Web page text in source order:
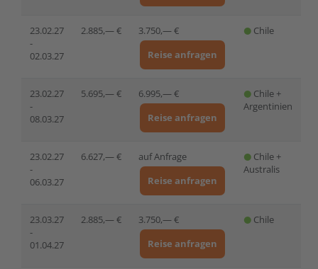
23.02.27
-
02.03.27
2.885,— €
3.750,— €
Reise anfragen
Chile
23.02.27
-
08.03.27
5.695,— €
6.995,— €
Reise anfragen
Chile +
Argentinien
23.02.27
-
06.03.27
6.627,— €
auf Anfrage
Reise anfragen
Chile +
Australis
23.03.27
-
01.04.27
2.885,— €
3.750,— €
Reise anfragen
Chile